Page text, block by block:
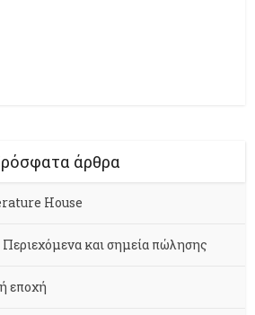
άρθρα
House
και σημεία πώλησης
εποχή